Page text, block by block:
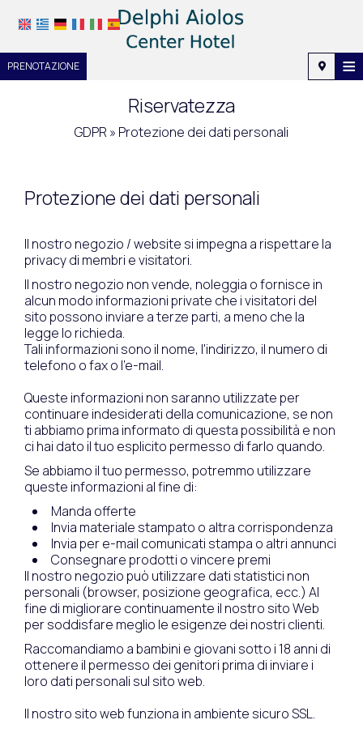
≡
PRENOTAZIONE
Casa
Posizione
Servizi
Richiesta
Contatti
Riservatezza
GDPR » Protezione dei dati personali
Protezione dei dati personali
Il nostro negozio / website si impegna a rispettare la
privacy di membri e visitatori.
Il nostro negozio non vende, noleggia o fornisce in
alcun modo informazioni private che i visitatori del
sito possono inviare a terze parti, a meno che la
legge lo richieda.
Tali informazioni sono il nome, l'indirizzo, il numero di
telefono o fax o l'e-mail.
Queste informazioni non saranno utilizzate per
continuare indesiderati della comunicazione, se non
ti abbiamo prima informato di questa possibilità e non
ci hai dato il tuo esplicito permesso di farlo quando.
Se abbiamo il tuo permesso, potremmo utilizzare
queste informazioni al fine di:
Manda offerte
Invia materiale stampato o altra corrispondenza
Invia per e-mail comunicati stampa o altri annunci
Consegnare prodotti o vincere premi
Il nostro negozio può utilizzare dati statistici non
personali (browser, posizione geografica, ecc.) Al
fine di migliorare continuamente il nostro sito Web
per soddisfare meglio le esigenze dei nostri clienti.
Raccomandiamo a bambini e giovani sotto i 18 anni di
ottenere il permesso dei genitori prima di inviare i
loro dati personali sul sito web.
Il nostro sito web funziona in ambiente sicuro SSL.